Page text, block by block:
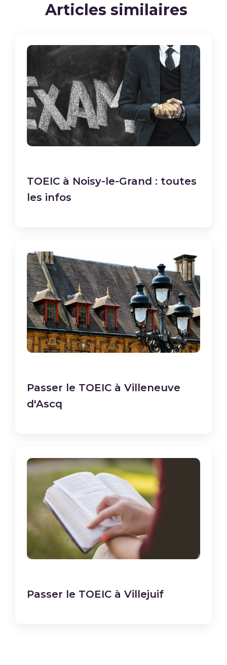
Articles similaires
TOEIC à Noisy-le-Grand : toutes
les infos
Passer le TOEIC à Villeneuve
d'Ascq
Passer le TOEIC à Villejuif